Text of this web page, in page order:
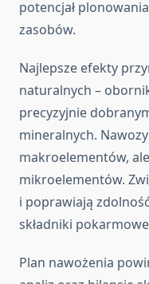
potencjał
zasobów.
Najlepsze efekty
naturalnych –
precyzyjnie
mineralnych.
makroelementów,
mikroelementów.
i poprawiają
składniki
Plan nawożenia